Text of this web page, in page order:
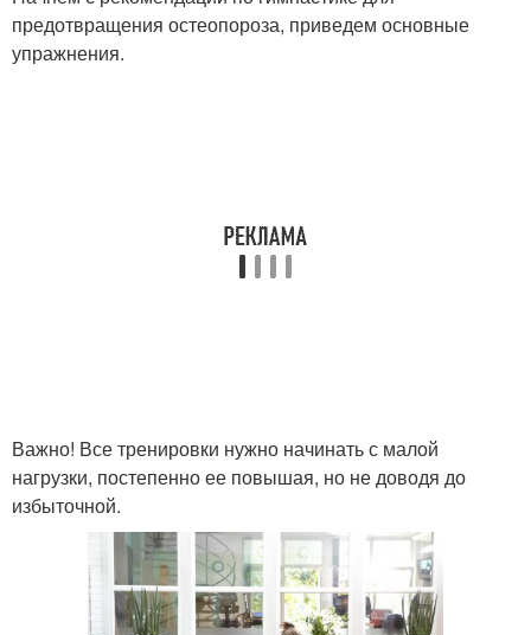
предотвращения остеопороза, приведем основные
упражнения.
Важно! Все тренировки нужно начинать с малой
нагрузки, постепенно ее повышая, но не доводя до
избыточной.